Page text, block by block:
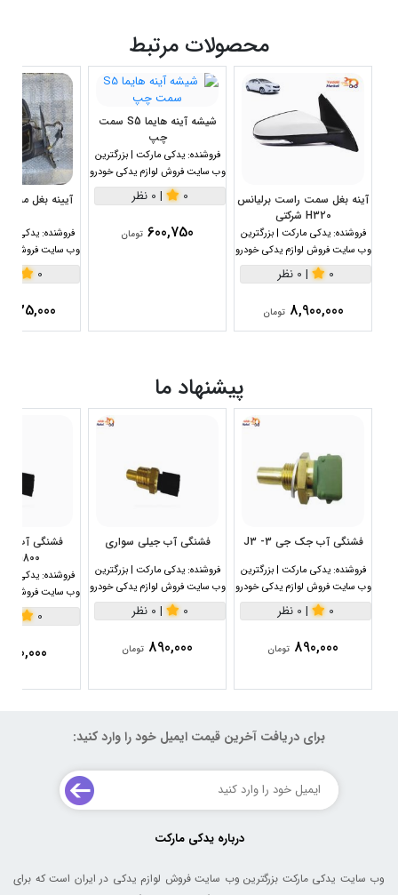
محصولات مرتبط
آینه بغل سمت راست برلیانس
H320 شرکتی
فروشنده: یدکی مارکت | بزرگترین
وب سایت فروش لوازم یدکی خودرو
0
| 0 نظر
8,900,000 تومان
شیشه آینه هایما S5 سمت
چپ
فروشنده: یدکی مارکت | بزرگترین
وب سایت فروش لوازم یدکی خودرو
0
| 0 نظر
600,750 تومان
آیینه بغل
فروشنده: یدکی
وب سایت فروش
0
پیشنهاد ما
فشنگی آب جک جی 3- J3
فروشنده: یدکی مارکت | بزرگترین
وب سایت فروش لوازم یدکی خودرو
0
| 0 نظر
890,000 تومان
فشنگی آب جیلی سواری
فروشنده: یدکی مارکت | بزرگترین
وب سایت فروش لوازم یدکی خودرو
0
| 0 نظر
890,000 تومان
1800سی سی
فروشنده: یدکی
وب سایت فروش
0
890,000
برای دریافت آخرین قیمت ایمیل خود را وارد کنید:
درباره یدکی مارکت
وب سایت یدکی مارکت بزرگترین وب سایت فروش لوازم یدکی در ایران است که برای